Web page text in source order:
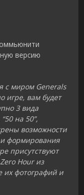
версию
с миром Generals
игре, вам будет
3 вида
на 50”,
возможности
и формирования
присутствуют
Hour из
их фотографий и